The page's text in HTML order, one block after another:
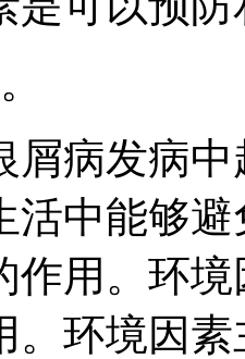
屑病发病
活中能够
作用。环
。环境因